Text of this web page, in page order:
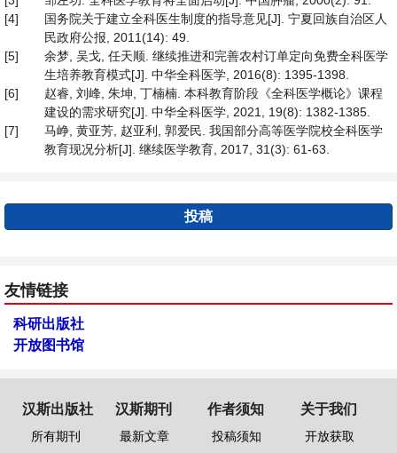
[4]
国务院关于建立全科医生制度的指导意见[J]. 宁夏回族自治区人
民政府公报, 2011(14): 49.
[5]
余梦, 吴戈, 任天顺. 继续推进和完善农村订单定向免费全科医学
生培养教育模式[J]. 中华全科医学, 2016(8): 1395-1398.
[6]
赵睿, 刘峰, 朱坤, 丁楠楠. 本科教育阶段《全科医学概论》课程
建设的需求研究[J]. 中华全科医学, 2021, 19(8): 1382-1385.
[7]
马峥, 黄亚芳, 赵亚利, 郭爱民. 我国部分高等医学院校全科医学
教育现况分析[J]. 继续医学教育, 2017, 31(3): 61-63.
投稿
友情链接
科研出版社
开放图书馆
汉斯出版社
所有期刊
汉斯期刊
最新文章
作者须知
投稿须知
关于我们
开放获取